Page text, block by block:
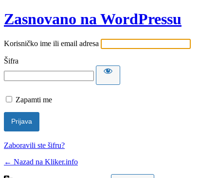
Zasnovano na WordPressu
Korisničko ime ili email adresa
Šifra
Zapamti me
Zaboravili ste šifru?
← Nazad na Kliker.info